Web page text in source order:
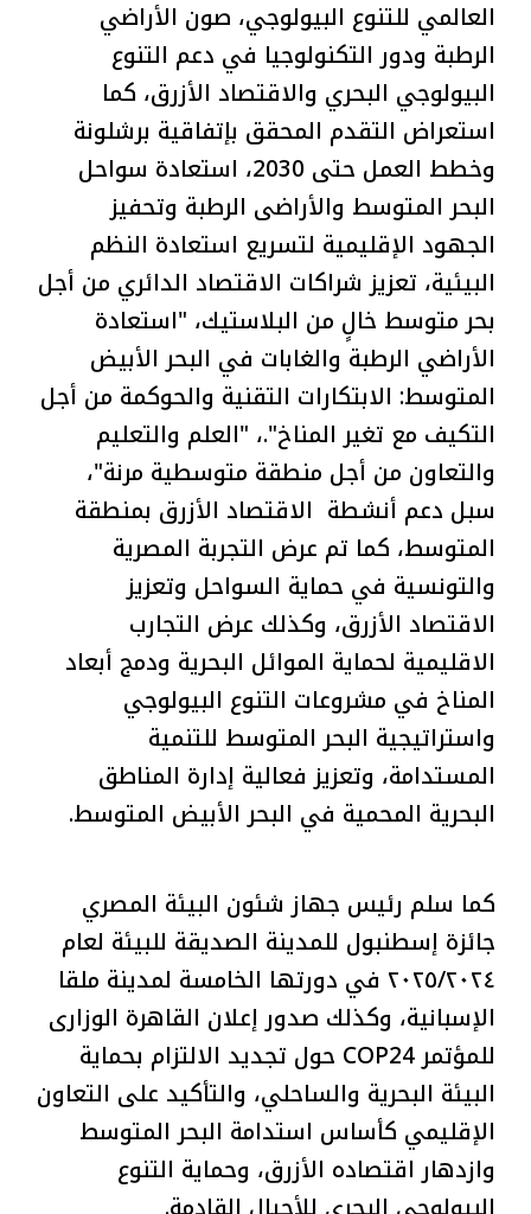
العالمي للتنوع البيولوجي، صون الأراضي
الرطبة ودور التكنولوجيا في دعم التنوع
البيولوجي البحري والاقتصاد الأزرق، كما
استعراض التقدم المحقق بإتفاقية برشلونة
وخطط العمل حتى 2030، استعادة سواحل
البحر المتوسط والأراضى الرطبة وتحفيز
الجهود الإقليمية لتسريع استعادة النظم
البيئية، تعزيز شراكات الاقتصاد الدائري من أجل
بحر متوسط خالٍ من البلاستيك، "استعادة
الأراضي الرطبة والغابات في البحر الأبيض
المتوسط: الابتكارات التقنية والحوكمة من أجل
التكيف مع تغير المناخ".، "العلم والتعليم
والتعاون من أجل منطقة متوسطية مرنة"،
سبل دعم أنشطة الاقتصاد الأزرق بمنطقة
المتوسط، كما تم عرض التجربة المصرية
والتونسية في حماية السواحل وتعزيز
الاقتصاد الأزرق، وكذلك عرض التجارب
الاقليمية لحماية الموائل البحرية ودمج أبعاد
المناخ في مشروعات التنوع البيولوجي
واستراتيجية البحر المتوسط للتنمية
المستدامة، وتعزيز فعالية إدارة المناطق
البحرية المحمية في البحر الأبيض المتوسط.
كما سلم رئيس جهاز شئون البيئة المصري
جائزة إسطنبول للمدينة الصديقة للبيئة لعام
٢٠٢٥/٢٠٢٤ في دورتها الخامسة لمدينة ملقا
الإسبانية، وكذلك صدور إعلان القاهرة الوزارى
للمؤتمر COP24 حول تجديد الالتزام بحماية
البيئة البحرية والساحلي، والتأكيد على التعاون
الإقليمي كأساس استدامة البحر المتوسط
وازدهار اقتصاده الأزرق، وحماية التنوع